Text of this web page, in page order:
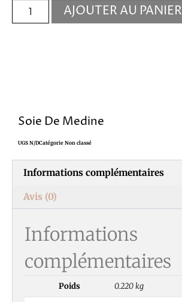
AJOUTER AU PANIER
Soie De Medine
UGS N/DCatégorie Non classé
Informations complémentaires
Avis (0)
Informations
complémentaires
Poids 0.220 kg